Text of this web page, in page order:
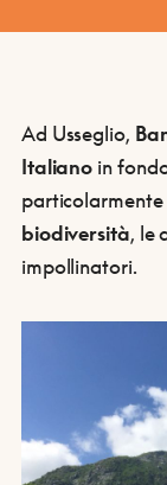
Ad Usseglio,
Italiano in
particolarmente
biodiversità, le
impollinatori.